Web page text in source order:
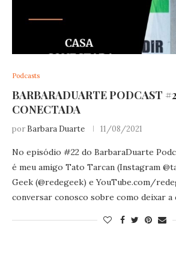
Podcasts
BARBARADUARTE PODCAST
CONECTADA
por Barbara Duarte 11/08/2021
No episódio #22 do BarbaraDuarte
é meu amigo Tato Tarcan (Instagram
Geek (@redegeek) eYouTube.com/
conversar conosco sobre como deixar a